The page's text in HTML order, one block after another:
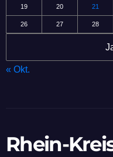
19 20 21
26 27 28
« Okt.
Rhein-